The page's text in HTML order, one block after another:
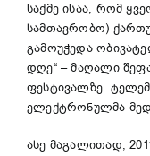
საქმე ისაა, რომ
სამთავრობო)
გამოუჭედა
დღე“ – მაღალი
ფესტივალზე.
ელექტრონულმა
ასე მაგალითად,